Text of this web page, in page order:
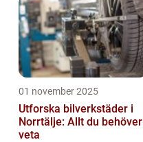
01 november 2025
Utforska bilverkstäder i
Norrtälje: Allt du behöver
veta